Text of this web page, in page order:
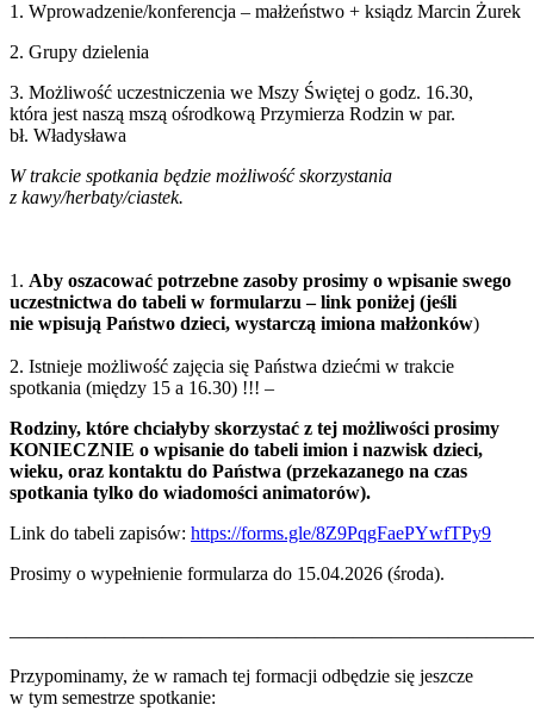
1. Wprowadzenie/konferencja – małżeństwo + ksiądz Marcin Żurek
2. Grupy dzielenia
3. Możliwość uczestniczenia we Mszy Świętej o godz. 16.30,
która jest naszą mszą ośrodkową Przymierza Rodzin w par.
bł. Władysława
W trakcie spotkania będzie możliwość skorzystania
z kawy/herbaty/ciastek.
1. Aby oszacować potrzebne zasoby prosimy o wpisanie swego
uczestnictwa do tabeli w formularzu – link poniżej (jeśli
nie wpisują Państwo dzieci, wystarczą imiona małżonków)
2. Istnieje możliwość zajęcia się Państwa dziećmi w trakcie
spotkania (między 15 a 16.30) !!! –
Rodziny, które chciałyby skorzystać z tej możliwości prosimy
KONIECZNIE o wpisanie do tabeli imion i nazwisk dzieci,
wieku, oraz kontaktu do Państwa (przekazanego na czas
spotkania tylko do wiadomości animatorów).
Link do tabeli zapisów: https://forms.gle/8Z9PqgFaePYwfTPy9
Prosimy o wypełnienie formularza do 15.04.2026 (środa).
Przypominamy, że w ramach tej formacji odbędzie się jeszcze
w tym semestrze spotkanie: